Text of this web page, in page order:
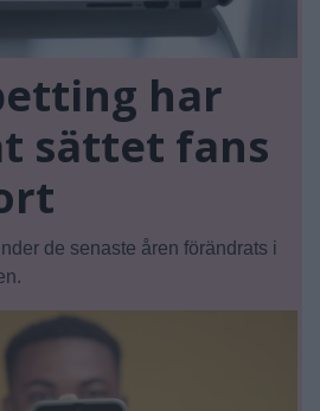
har
sättet fans
de senaste åren förändrats i